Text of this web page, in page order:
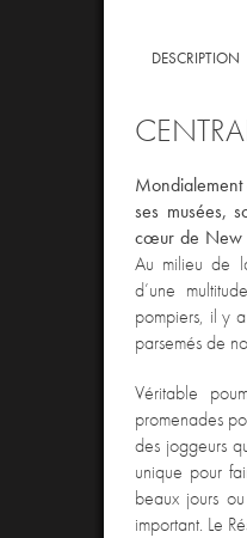
DESCRIPTION
Mondialement
ses musées,
cœur de New
Au milieu de
d’une
pompiers, il y a
parsemés de
Véritable
promenades
des joggeurs
unique pour
beaux jours
important. Le